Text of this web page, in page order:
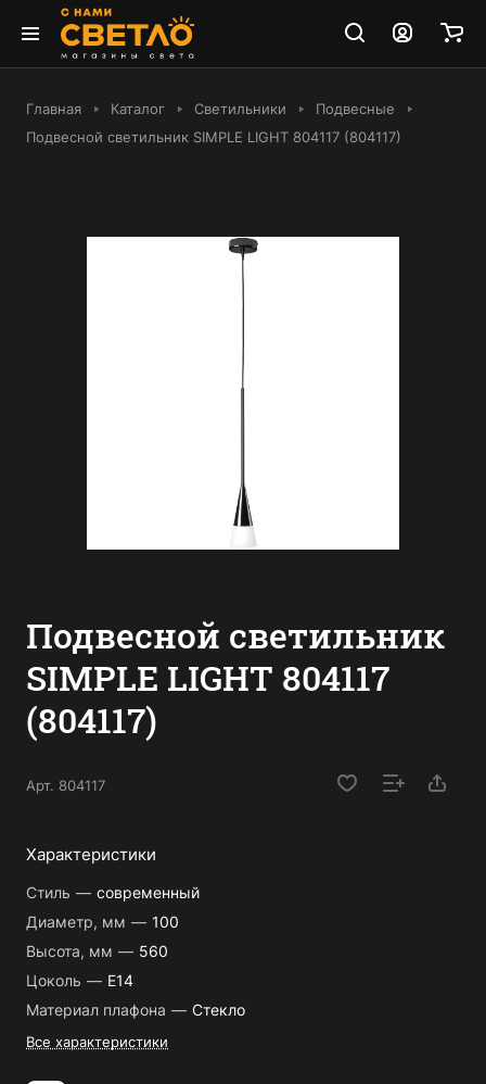
Главная Каталог Светильники
Подвесные
Подвесной светильник SIMPLE LIGHT 804117 (804117)
Подвесной светильник
SIMPLE LIGHT 804117
(804117)
Арт. 804117
Характеристики
Стиль — современный
Диаметр, мм — 100
Высота, мм — 560
Цоколь — E14
Материал плафона — Стекло
Все характеристики